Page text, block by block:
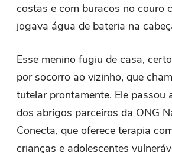
costas e com buracos no couro
jogava água de bateria na
Esse menino fugiu de casa,
por socorro ao vizinho, que
tutelar prontamente. Ele passou
dos abrigos parceiros da ONG
Conecta, que oferece terapia
crianças e adolescentes